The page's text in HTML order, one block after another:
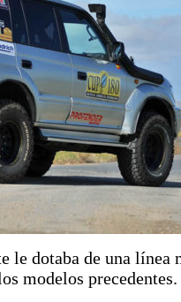
le dotaba de una línea
modelos precedentes.